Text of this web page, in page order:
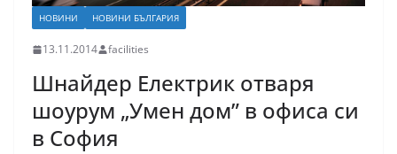
НОВИНИ НОВИНИ БЪЛГАРИЯ
13.11.2014 facilities
Шнайдер Електрик отваря
шоурум „Умен дом” в офиса си
в София